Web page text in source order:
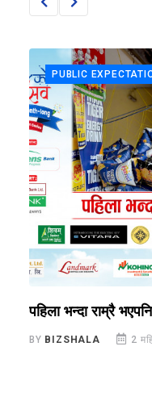
PUBLIC
पहिला भन्दा राम्रै
BY BIZSHALA 2